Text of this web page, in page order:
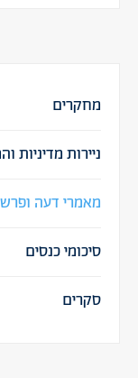
מחקרים
ניירות מדיניות
מאמרי דעה
סיכומי כנסים
סקרים